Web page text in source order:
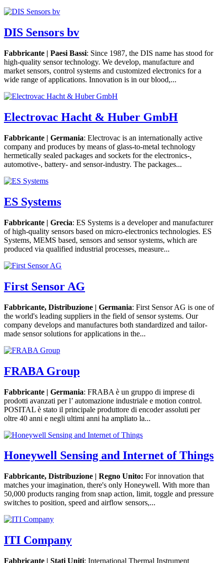
DIS Sensors bv
Fabbricante | Paesi Bassi: Since 1987, the DIS name has stood for
high-quality sensor technology. We develop, manufacture and
market sensors, control systems and customized electronics for a
wide range of applications. Innovation is in our blood,...
Electrovac Hacht & Huber GmbH
Fabbricante | Germania: Electrovac is an internationally active
company and produces by means of glass-to-metal technology
hermetically sealed packages and sockets for the electronics-,
automotive-, battery- and sensor-industry. The packages...
ES Systems
Fabbricante | Grecia: ES Systems is a developer and manufacturer
of high-quality sensors based on micro-electronics technologies. ES
Systems, MEMS based, sensors and sensor systems, which are
produced via qualified industrial processes, measure...
First Sensor AG
Fabbricante, Distribuzione | Germania: First Sensor AG is one of
the world's leading suppliers in the field of sensor systems. Our
company develops and manufactures both standardized and tailor-
made sensor solutions for applications in the...
FRABA Group
Fabbricante | Germania: FRABA è un gruppo di imprese di
prodotti avanzati per l’ automazione industriale e motion control.
POSITAL è stato il principale produttore di encoder assoluti per
oltre 40 anni e negli ultimi anni ha ampliato la...
Honeywell Sensing and Internet of Things
Fabbricante, Distribuzione | Regno Unito: For innovation that
matches your imagination, there's only Honeywell. With more than
50,000 products ranging from snap action, limit, toggle and pressure
switches to position, speed and airflow sensors,...
ITI Company
Fabbricante | Stati Uniti: International Thermal Instrument